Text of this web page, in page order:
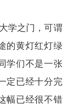
学之门，可谓
的黄灯红灯绿
学们不是一张
定已经十分完
幅已经很不错